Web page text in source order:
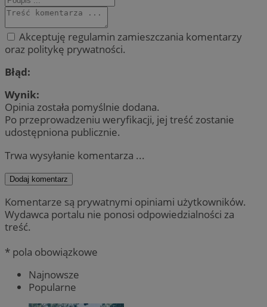
Akceptuję regulamin zamieszczania komentarzy
oraz politykę prywatności.
Błąd:
Wynik:
Opinia została pomyślnie dodana.
Po przeprowadzeniu weryfikacji, jej treść zostanie
udostępniona publicznie.
Trwa wysyłanie komentarza ...
Dodaj komentarz
Komentarze są prywatnymi opiniami użytkowników.
Wydawca portalu nie ponosi odpowiedzialności za
treść.
* pola obowiązkowe
Najnowsze
Popularne